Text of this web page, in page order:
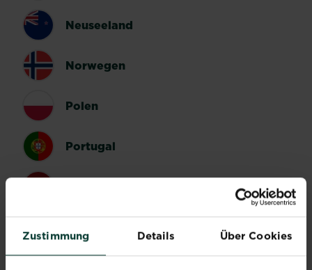
Zustimmung Details Über Cookies
Neuseeland
Norwegen
Polen
Portugal